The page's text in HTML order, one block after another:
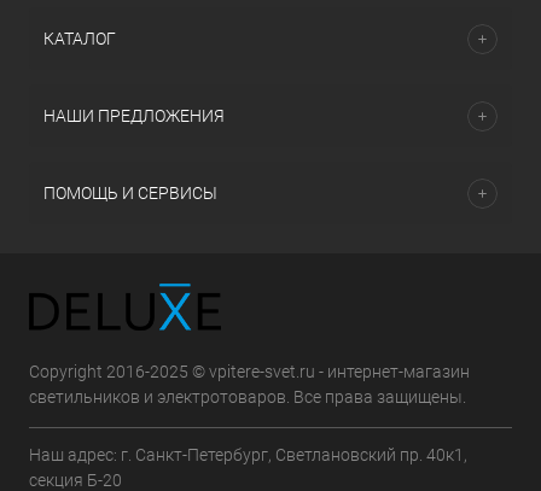
КАТАЛОГ
НАШИ ПРЕДЛОЖЕНИЯ
ПОМОЩЬ И СЕРВИСЫ
Copyright 2016-2025 © vpitere-svet.ru - интернет-магазин
светильников и электротоваров. Все права защищены.
Наш адрес: г. Санкт-Петербург, Светлановский пр. 40к1,
секция Б-20